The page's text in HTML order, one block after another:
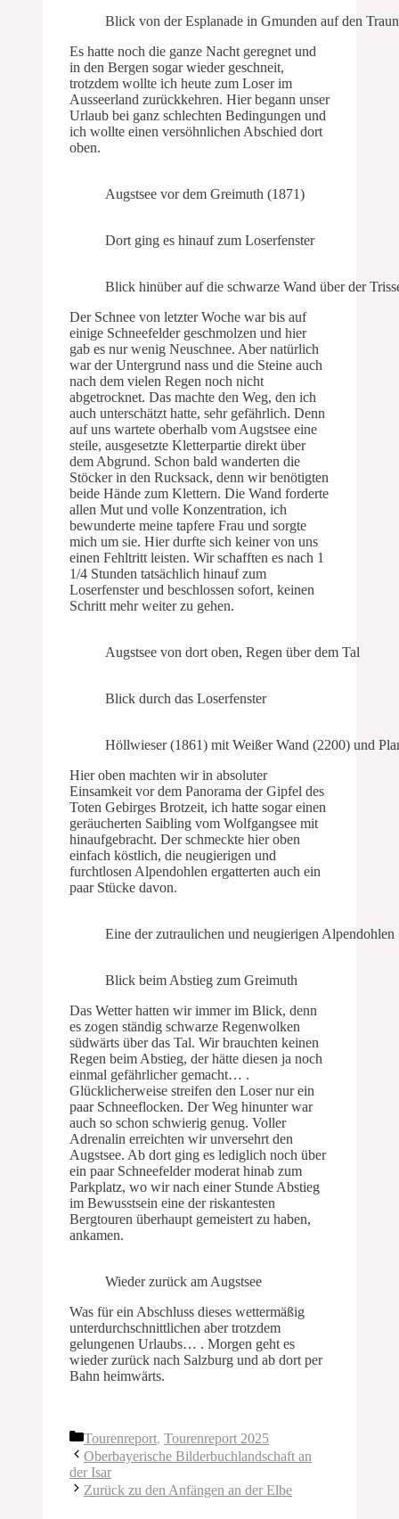
Blick von der Esplanade in Gmunden auf den
Es hatte noch die ganze Nacht geregnet und
in den Bergen sogar wieder geschneit,
trotzdem wollte ich heute zum Loser im
Ausseerland zurückkehren. Hier begann unser
Urlaub bei ganz schlechten Bedingungen und
ich wollte einen versöhnlichen Abschied dort
oben.
Augstsee vor dem Greimuth (1871)
Dort ging es hinauf zum Loserfenster
Blick hinüber auf die schwarze Wand über der
Der Schnee von letzter Woche war bis auf
einige Schneefelder geschmolzen und hier
gab es nur wenig Neuschnee. Aber natürlich
war der Untergrund nass und die Steine auch
nach dem vielen Regen noch nicht
abgetrocknet. Das machte den Weg, den ich
auch unterschätzt hatte, sehr gefährlich. Denn
auf uns wartete oberhalb vom Augstsee eine
steile, ausgesetzte Kletterpartie direkt über
dem Abgrund. Schon bald wanderten die
Stöcker in den Rucksack, denn wir benötigten
beide Hände zum Klettern. Die Wand forderte
allen Mut und volle Konzentration, ich
bewunderte meine tapfere Frau und sorgte
mich um sie. Hier durfte sich keiner von uns
einen Fehltritt leisten. Wir schafften es nach 1
1/4 Stunden tatsächlich hinauf zum
Loserfenster und beschlossen sofort, keinen
Schritt mehr weiter zu gehen.
Augstsee von dort oben, Regen über dem Tal
Blick durch das Loserfenster
Höllwieser (1861) mit Weißer Wand (2200) und
Hier oben machten wir in absoluter
Einsamkeit vor dem Panorama der Gipfel des
Toten Gebirges Brotzeit, ich hatte sogar einen
geräucherten Saibling vom Wolfgangsee mit
hinaufgebracht. Der schmeckte hier oben
einfach köstlich, die neugierigen und
furchtlosen Alpendohlen ergatterten auch ein
paar Stücke davon.
Eine der zutraulichen und neugierigen Alpendohlen
Blick beim Abstieg zum Greimuth
Das Wetter hatten wir immer im Blick, denn
es zogen ständig schwarze Regenwolken
südwärts über das Tal. Wir brauchten keinen
Regen beim Abstieg, der hätte diesen ja noch
einmal gefährlicher gemacht… .
Glücklicherweise streifen den Loser nur ein
paar Schneeflocken. Der Weg hinunter war
auch so schon schwierig genug. Voller
Adrenalin erreichten wir unversehrt den
Augstsee. Ab dort ging es lediglich noch über
ein paar Schneefelder moderat hinab zum
Parkplatz, wo wir nach einer Stunde Abstieg
im Bewusstsein eine der riskantesten
Bergtouren überhaupt gemeistert zu haben,
ankamen.
Wieder zurück am Augstsee
Was für ein Abschluss dieses wettermäßig
unterdurchschnittlichen aber trotzdem
gelungenen Urlaubs… . Morgen geht es
wieder zurück nach Salzburg und ab dort per
Bahn heimwärts.
Kategorien
Tourenreport, Tourenreport 2025
Oberbayerische Bilderbuchlandschaft an
der Isar
Zurück zu den Anfängen an der Elbe